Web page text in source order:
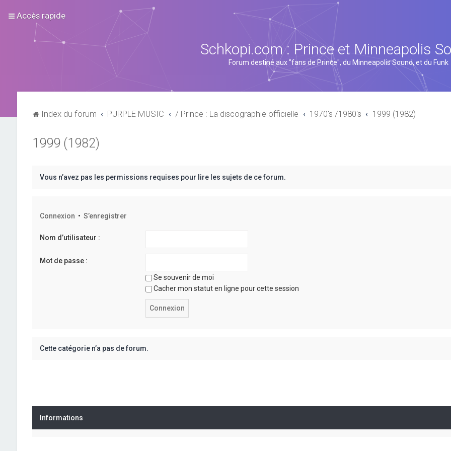
Accès rapide
Schkopi.com : Prince et Minneapolis
Forum destiné aux "fans de Prince", du Minneapolis Sound, et du Funk
Index du forum PURPLE MUSIC / Prince : La discographie officielle 1970's /1980's 1999 (1982)
1999 (1982)
Vous n’avez pas les permissions requises pour lire les sujets de ce forum.
Connexion • S’enregistrer
Nom d’utilisateur :
Mot de passe :
Se souvenir de moi
Cacher mon statut en ligne pour cette session
Cette catégorie n’a pas de forum.
Informations